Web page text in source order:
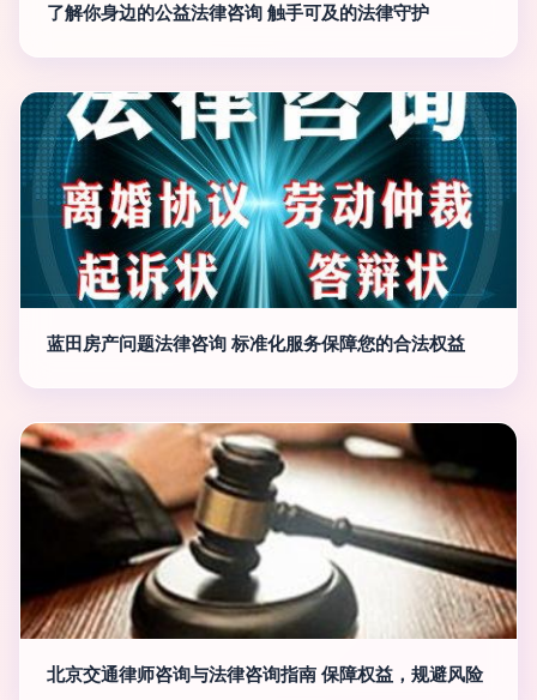
了解你身边的公益法律咨询 触手可及的法律守护
蓝田房产问题法律咨询 标准化服务保障您的合法权益
北京交通律师咨询与法律咨询指南 保障权益，规避风险